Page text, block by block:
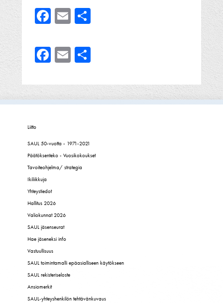
Facebook
Email
Facebook
Email
Liitto
SAUL 50-vuotta - 1971-2021
Päätöksenteko - Vuosikokoukset
Tavoiteohjelma/ strategia
Ikiliikkuja
Yhteystiedot
Hallitus 2026
Valiokunnat 2026
SAUL jäsenseurat
Hae jäseneksi info
Vastuullisuus
SAUL toimintamalli epäasialliseen käytökseen
SAUL rekisteriseloste
Ansiomerkit
SAUL-yhteyshenkilön tehtävänkuvaus